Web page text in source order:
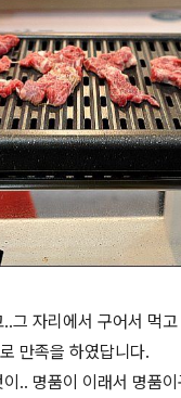
그 자리에서 구어서 먹
만족을 하였답니다.
이.. 명품이 이래서 명품